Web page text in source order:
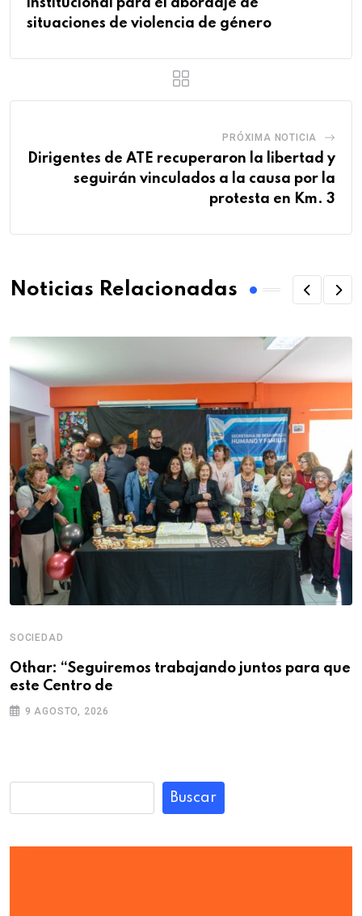
institucional para el abordaje de
situaciones de violencia de género
PRÓXIMA NOTICIA
Dirigentes de ATE recuperaron la libertad y
seguirán vinculados a la causa por la
protesta en Km. 3
Noticias Relacionadas
SOCIEDAD
Othar: “Seguiremos trabajando juntos para que
este Centro de
9 AGOSTO, 2026
Buscar